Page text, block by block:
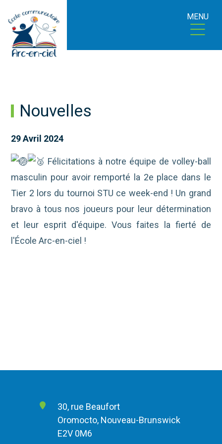
MENU
Nouvelles
29 Avril 2024
Félicitations à notre équipe de volley-ball
masculin pour avoir remporté la 2e place dans le
Tier 2 lors du tournoi STU ce week-end ! Un grand
bravo à tous nos joueurs pour leur détermination
et leur esprit d'équipe. Vous faites la fierté de
l'École Arc-en-ciel !
30, rue Beaufort
Oromocto, Nouveau-Brunswick
E2V 0M6